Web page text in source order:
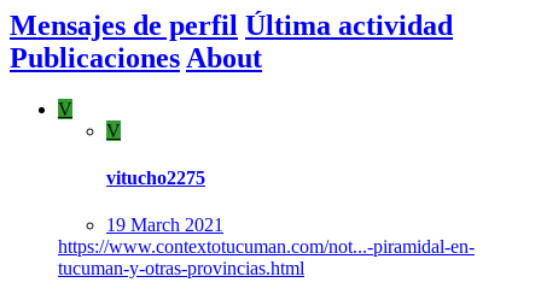
Mensajes de perfil Última actividad
Publicaciones About
V
V
vitucho2275
19 March 2021
https://www.contextotucuman.com/not...-piramidal-en-
tucuman-y-otras-provincias.html